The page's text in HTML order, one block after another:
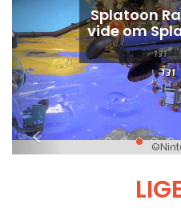
In the
med
<